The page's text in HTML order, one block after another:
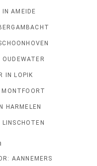
IN AMEIDE
OUDEWATER
IN LOPIK
MONTFOORT
HARMELEN
LINSCHOTEN
AANNEMERS